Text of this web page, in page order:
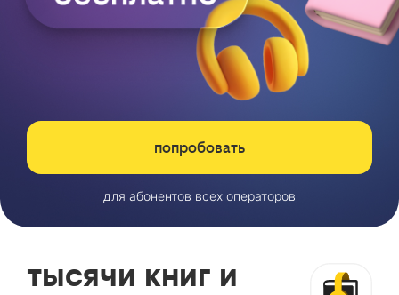
попробовать
для абонентов всех операторов
тысячи книг и